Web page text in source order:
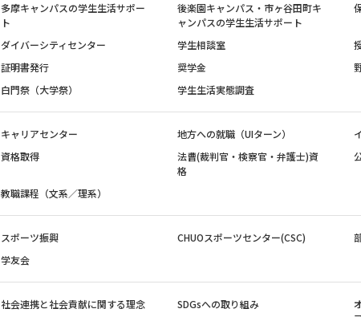
多摩キャンパスの学生生活サポー
ト
後楽園キャンパス・市ヶ谷田町キ
ャンパスの学生生活サポート
ダイバーシティセンター 学生相談室
証明書発行
奨学金
白門祭（大学祭）
学生生活実態調査
キャリアセンター 地方への就職（UIターン）
資格取得
法曹(裁判官・検察官・弁護士)資
格
教職課程（文系／理系）
スポーツ振興 CHUOスポーツセンター(CSC)
学友会
社会連携と社会貢献に関する理念 SDGsへの取り組み